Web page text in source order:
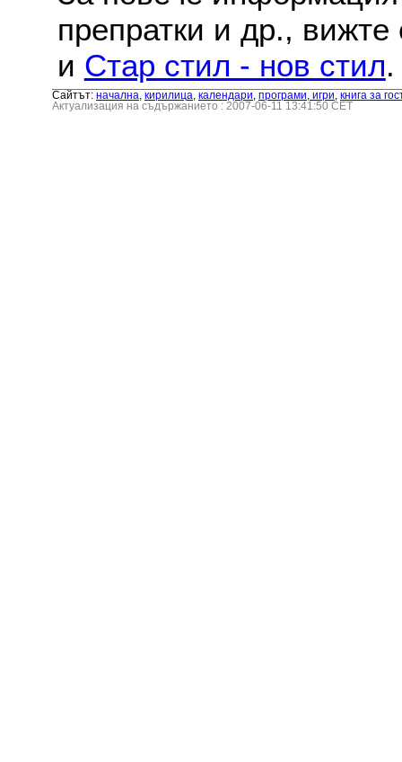
препратки и др.,
и Стар стил - нов стил.
Сайтът: началнa кирилица календари програми, игри книга за
Актуализация на съдържанието : 2007-06-11 13:41:50 CET